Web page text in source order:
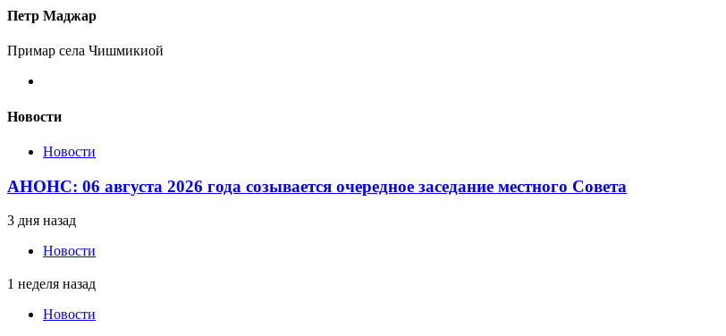
Петр Маджар
Примар села Чишмикиой
Новости
Новости
АНОНС: 06 августа 2026 года созывается очередное заседание местного Совета
3 дня назад
Новости
1 неделя назад
Новости